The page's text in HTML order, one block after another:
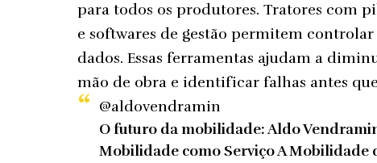
para todos os produtores. Tratores com
e softwares de gestão permitem
dados. Essas ferramentas ajudam a
mão de obra e identificar falhas antes
@aldovendramin
O futuro da mobilidade: Aldo
Mobilidade como Serviço A Mobilidade